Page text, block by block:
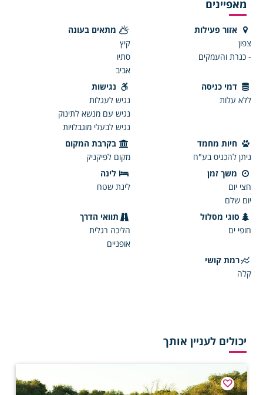
מאפיינים
אזור פעילות
צפון
- כנרת והעמקים
מתאים בעונה
קיץ
סתיו
אביב
דמי כניסה
ללא עלות
נגישות
נגיש לעגלות
נגיש עם מנשא לתינוק
נגיש לבעלי מוגבלויות
חיות מחמד
ניתן להכניס בע"ח
בקרבת המקום
מקום לפיקניק
משך זמן
חצי יום
יום שלם
לינה
לינת שטח
סוגי מסלול
חופי ים
תוואי הדרך
הליכה רגלית
אופניים
רמת קושי
קלה
יכולים לעניין אותך